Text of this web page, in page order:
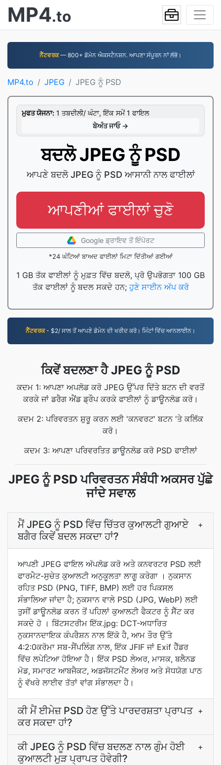
MP4.to
ਨੈੱਟਵਰਕ— 800+ ਡੋਮੇਨ ਐਕਸਟੈਨਸ਼ਨ. ਆਪਣਾ ਸੰਪੂਰਨ ਨਾਂ ਲੱਭੋ।
MP4.to JPEG JPEG ਨੂੰ PSD
ਮੁਫਤ ਯੋਜਨਾ: 1 ਤਬਦੀਲੀ/ ਘੰਟਾ, ਇੱਕ ਸਮੇਂ 1 ਫਾਇਲ
ਬੇਅੰਤ ਜਾਓ →
ਬਦਲੋ JPEG ਨੂੰ PSD
ਆਪਣੇ ਬਦਲੋ JPEG ਨੂੰ PSD ਆਸਾਨੀ ਨਾਲ ਫਾਈਲਾਂ
ਆਪਣੀਆਂ ਫਾਈਲਾਂ ਚੁਣੋ
Google ਡ੍ਰਾਇਵ ਤੋਂ ਇੰਪੋਰਟ
*24 ਘੰਟਿਆਂ ਬਾਅਦ ਫਾਈਲਾਂ ਮਿਟਾ ਦਿੱਤੀਆਂ ਗਈਆਂ
1 GB ਤੱਕ ਫਾਈਲਾਂ ਨੂੰ ਮੁਫ਼ਤ ਵਿੱਚ ਬਦਲੋ, ਪ੍ਰੋ ਉਪਭੋਗਤਾ 100 GB
ਤੱਕ ਫਾਈਲਾਂ ਨੂੰ ਬਦਲ ਸਕਦੇ ਹਨ;ਹੁਣੇ ਸਾਈਨ ਅੱਪ ਕਰੋ
ਨੈੱਟਵਰਕ- $2/ ਸਾਲ ਤੋਂ ਆਪਣੇ ਡੋਮੇਨ ਦੀ ਖਰੀਦ ਕਰੋ। ਮਿੰਟਾਂ ਵਿੱਚ ਆਨਲਾਈਨ।
ਕਿਵੇਂ ਬਦਲਣਾ ਹੈ JPEG ਨੂੰ PSD
ਕਦਮ 1: ਆਪਣਾ ਅਪਲੋਡ ਕਰੋ JPEG ਉੱਪਰ ਦਿੱਤੇ ਬਟਨ ਦੀ ਵਰਤੋਂ
ਕਰਕੇ ਜਾਂ ਡਰੈਗ ਐਂਡ ਡ੍ਰੌਪ ਕਰਕੇ ਫਾਈਲਾਂ ਨੂੰ ਡਾਊਨਲੋਡ ਕਰੋ।
ਕਦਮ 2: ਪਰਿਵਰਤਨ ਸ਼ੁਰੂ ਕਰਨ ਲਈ 'ਕਨਵਰਟ' ਬਟਨ 'ਤੇ ਕਲਿੱਕ
ਕਰੋ।
ਕਦਮ 3: ਆਪਣਾ ਪਰਿਵਰਤਿਤ ਡਾਊਨਲੋਡ ਕਰੋ PSD ਫਾਈਲਾਂ
JPEG ਨੂੰ PSD ਪਰਿਵਰਤਨ ਸੰਬੰਧੀ ਅਕਸਰ ਪੁੱਛੇ
ਜਾਂਦੇ ਸਵਾਲ
ਮੈਂ JPEG ਨੂੰ PSD ਵਿੱਚ ਚਿੱਤਰ ਕੁਆਲਟੀ ਗੁਆਏ
ਬਗੈਰ ਕਿਵੇਂ ਬਦਲ ਸਕਦਾ ਹਾਂ?
+
ਆਪਣੀ JPEG ਫਾਇਲ ਅੱਪਲੋਡ ਕਰੋ ਅਤੇ ਕਨਵਰਟਰ PSD ਲਈ
ਫਾਰਮੈਟ-ਸੁਚੇਤ ਕੁਆਲਟੀ ਅਨੁਕੂਲਤਾ ਲਾਗੂ ਕਰੇਗਾ । ਨੁਕਸਾਨ
ਰਹਿਤ PSD (PNG, TIFF, BMP) ਲਈ ਹਰ ਪਿਕਸਲ
ਸੰਭਾਲਿਆ ਜਾਂਦਾ ਹੈ; ਨੁਕਸਾਨ ਵਾਲੇ PSD (JPG, WebP) ਲਈ
ਤੁਸੀਂ ਡਾਊਨਲੋਡ ਕਰਨ ਤੋਂ ਪਹਿਲਾਂ ਕੁਆਲਟੀ ਫੈਕਟਰ ਨੂੰ ਸੈੱਟ ਕਰ
ਸਕਦੇ ਹੋ । ਬਿੱਟਸਟਰੀਮ ਇੱਕ.jpg: DCT-ਅਧਾਰਿਤ
ਨੁਕਸਾਨਦਾਇਕ ਕੰਪਰੈਸ਼ਨ ਨਾਲ ਇੱਕੋ ਹੈ, ਆਮ ਤੌਰ ਉੱਤੇ
4:2:0ਕਰੋਮਾ ਸਬ-ਸੈਂਪਲਿੰਗ ਨਾਲ, ਇੱਕ JFIF ਜਾਂ Exif ਹੈੱਡਰ
ਵਿੱਚ ਲਪੇਟਿਆ ਹੋਇਆ ਹੈ। ਇੱਕ PSD ਲੇਅਰ, ਮਾਸਕ, ਬਲੈਨਡ
ਮੋਡ, ਸਮਾਰਟ ਆਬਜੈਕਟ, ਅਡਜੱਸਟਮੈਂਟ ਲੇਅਰ ਅਤੇ ਸੋਧਯੋਗ ਪਾਠ
ਨੂੰ ਵੱਖਰੇ ਲਾਈਵ ਤੱਤਾਂ ਵਾਂਗ ਸੰਭਾਲਦਾ ਹੈ।
ਕੀ ਮੈਂ ਈਮੇਜ਼ PSD ਹੋਣ ਉੱਤੇ ਪਾਰਦਰਸ਼ਤਾ ਪ੍ਰਾਪਤ
ਕਰ ਸਕਦਾ ਹਾਂ?
+
ਕੀ JPEG ਨੂੰ PSD ਵਿੱਚ ਬਦਲਣ ਨਾਲ ਗੁੰਮ ਹੋਈ
ਕੁਆਲਟੀ ਮੁੜ ਪ੍ਰਾਪਤ ਹੋਵੇਗੀ?
+